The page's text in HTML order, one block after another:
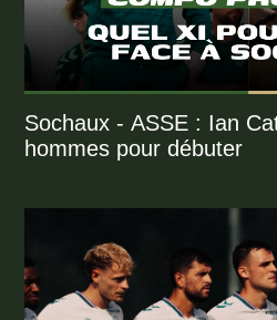
Sochaux - ASSE : Ian
hommes pour débuter